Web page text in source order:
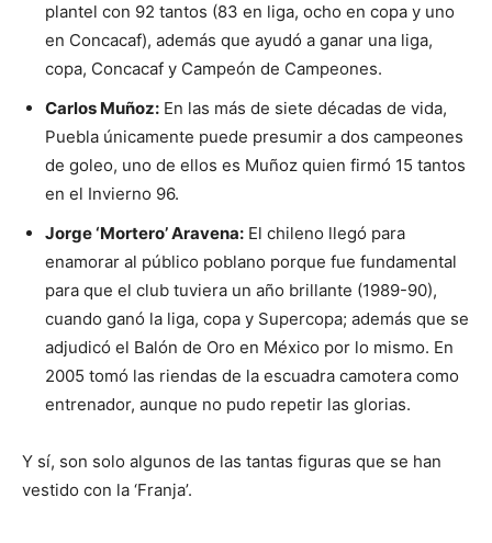
plantel con 92 tantos (83 en liga, ocho en copa y uno
en Concacaf), además que ayudó a ganar una liga,
copa, Concacaf y Campeón de Campeones.
Carlos Muñoz: En las más de siete décadas de vida,
Puebla únicamente puede presumir a dos campeones
de goleo, uno de ellos es Muñoz quien firmó 15 tantos
en el Invierno 96.
Jorge ‘Mortero’ Aravena: El chileno llegó para
enamorar al público poblano porque fue fundamental
para que el club tuviera un año brillante (1989-90),
cuando ganó la liga, copa y Supercopa; además que se
adjudicó el Balón de Oro en México por lo mismo. En
2005 tomó las riendas de la escuadra camotera como
entrenador, aunque no pudo repetir las glorias.
Y sí, son solo algunos de las tantas figuras que se han
vestido con la ‘Franja’.